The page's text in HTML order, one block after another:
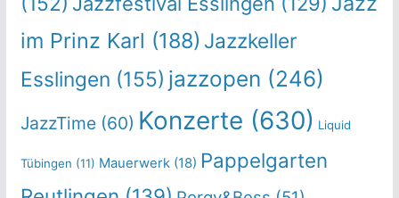
im Prinz Karl (188) Jazzkeller
Esslingen (155) jazzopen (246)
JazzTime(60) Konzerte (630) Liquid
Tübingen (11) Mauerwerk(18) Pappelgarten